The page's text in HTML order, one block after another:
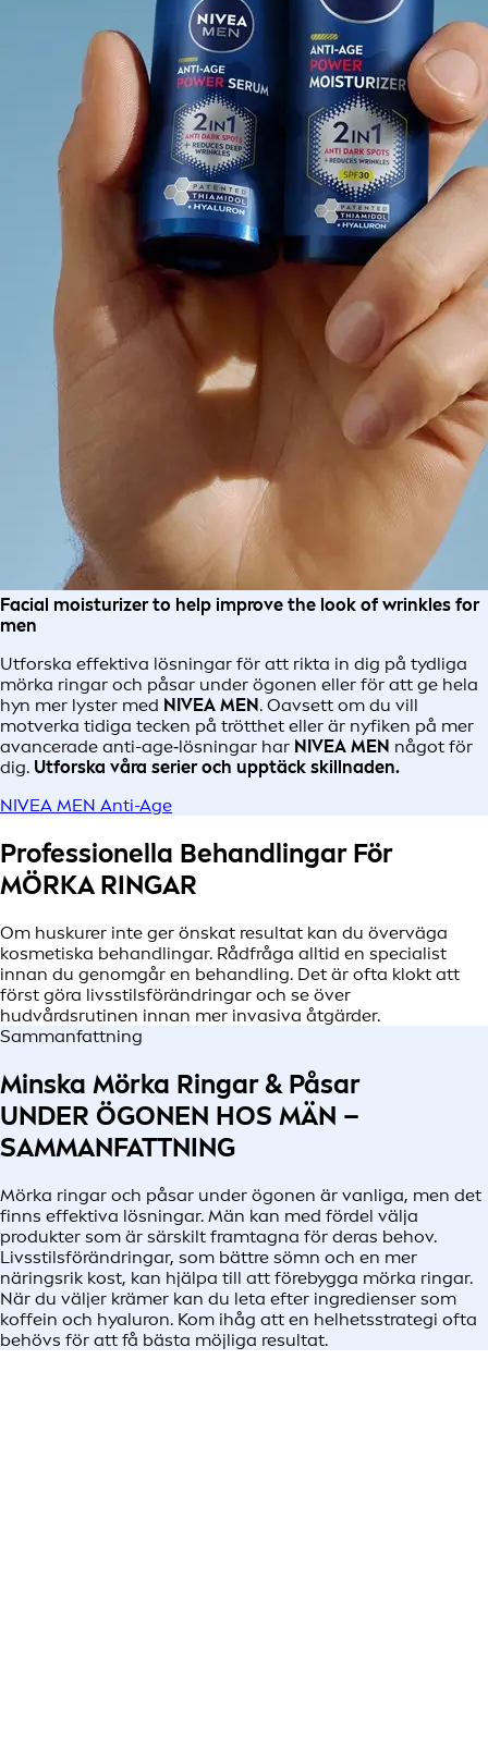
Facial moisturizer to help improve the look of wrinkles for
men
Utforska effektiva lösningar för att rikta in dig på tydliga
mörka ringar och påsar under ögonen eller för att ge hela
hyn mer lyster med NIVEA MEN. Oavsett om du vill
motverka tidiga tecken på trötthet eller är nyfiken på mer
avancerade anti-age‑lösningar har NIVEA MEN något för
dig. Utforska våra serier och upptäck skillnaden.
NIVEA MEN Anti-Age
Professionella Behandlingar För
MÖRKA RINGAR
Om huskurer inte ger önskat resultat kan du överväga
kosmetiska behandlingar. Rådfråga alltid en specialist
innan du genomgår en behandling. Det är ofta klokt att
först göra livsstilsförändringar och se över
hudvårdsrutinen innan mer invasiva åtgärder.
Sammanfattning
Minska Mörka Ringar & Påsar
UNDER ÖGONEN HOS MÄN –
SAMMANFATTNING
Mörka ringar och påsar under ögonen är vanliga, men det
finns effektiva lösningar. Män kan med fördel välja
produkter som är särskilt framtagna för deras behov.
Livsstilsförändringar, som bättre sömn och en mer
näringsrik kost, kan hjälpa till att förebygga mörka ringar.
När du väljer krämer kan du leta efter ingredienser som
koffein och hyaluron. Kom ihåg att en helhetsstrategi ofta
behövs för att få bästa möjliga resultat.